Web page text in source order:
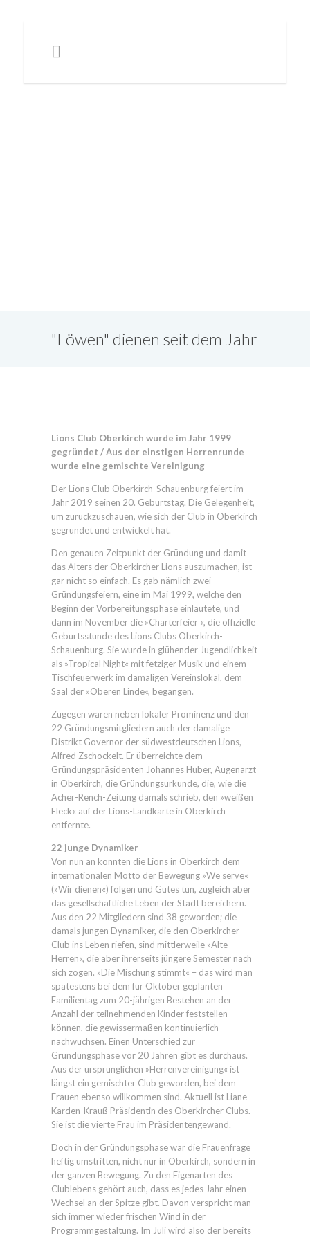
"Löwen" dienen seit dem Jahr
Lions Club Oberkirch wurde im Jahr 1999
gegründet / Aus der einstigen Herrenrunde
wurde eine gemischte Vereinigung
Der Lions Club Oberkirch-Schauenburg feiert im
Jahr 2019 seinen 20. Geburtstag. Die Gelegenheit,
um zurückzuschauen, wie sich der Club in Oberkirch
gegründet und entwickelt hat.
Den genauen Zeitpunkt der Gründung und damit
das Alters der Oberkircher Lions auszumachen, ist
gar nicht so einfach. Es gab nämlich zwei
Gründungsfeiern, eine im Mai 1999, welche den
Beginn der Vorbereitungsphase einläutete, und
dann im November die »Charterfeier «, die offizielle
Geburtsstunde des Lions Clubs Oberkirch-
Schauenburg. Sie wurde in glühender Jugendlichkeit
als »Tropical Night« mit fetziger Musik und einem
Tischfeuerwerk im damaligen Vereinslokal, dem
Saal der »Oberen Linde«, begangen.
Zugegen waren neben lokaler Prominenz und den
22 Gründungsmitgliedern auch der damalige
Distrikt Governor der südwestdeutschen Lions,
Alfred Zschockelt. Er überreichte dem
Gründungspräsidenten Johannes Huber, Augenarzt
in Oberkirch, die Gründungsurkunde, die, wie die
Acher-Rench-Zeitung damals schrieb, den »weißen
Fleck« auf der Lions-Landkarte in Oberkirch
entfernte.
22 junge Dynamiker
Von nun an konnten die Lions in Oberkirch dem
internationalen Motto der Bewegung »We serve«
(»Wir dienen«) folgen und Gutes tun, zugleich aber
das gesellschaftliche Leben der Stadt bereichern.
Aus den 22 Mitgliedern sind 38 geworden; die
damals jungen Dynamiker, die den Oberkircher
Club ins Leben riefen, sind mittlerweile »Alte
Herren«, die aber ihrerseits jüngere Semester nach
sich zogen. »Die Mischung stimmt« – das wird man
spätestens bei dem für Oktober geplanten
Familientag zum 20-jährigen Bestehen an der
Anzahl der teilnehmenden Kinder feststellen
können, die gewissermaßen kontinuierlich
nachwuchsen. Einen Unterschied zur
Gründungsphase vor 20 Jahren gibt es durchaus.
Aus der ursprünglichen »Herrenvereinigung« ist
längst ein gemischter Club geworden, bei dem
Frauen ebenso willkommen sind. Aktuell ist Liane
Karden-Krauß Präsidentin des Oberkircher Clubs.
Sie ist die vierte Frau im Präsidentengewand.
Doch in der Gründungsphase war die Frauenfrage
heftig umstritten, nicht nur in Oberkirch, sondern in
der ganzen Bewegung. Zu den Eigenarten des
Clublebens gehört auch, dass es jedes Jahr einen
Wechsel an der Spitze gibt. Davon verspricht man
sich immer wieder frischen Wind in der
Programmgestaltung. Im Juli wird also der bereits